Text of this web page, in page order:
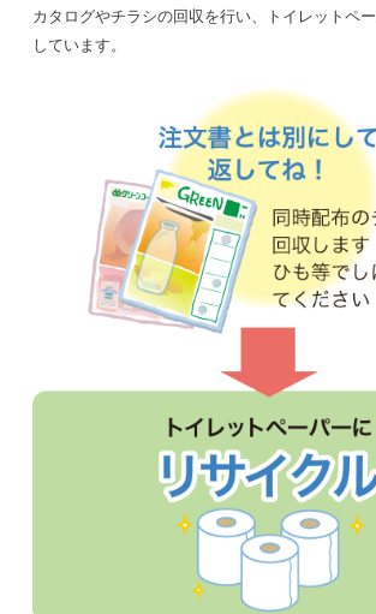
カタログやチラシの回収を行い、トイレットペ
しています。